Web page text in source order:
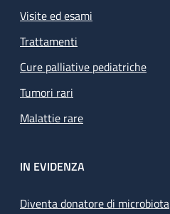
Visite ed esami
Trattamenti
Cure palliative pediatriche
Tumori rari
Malattie rare
IN EVIDENZA
Diventa donatore di microbiota